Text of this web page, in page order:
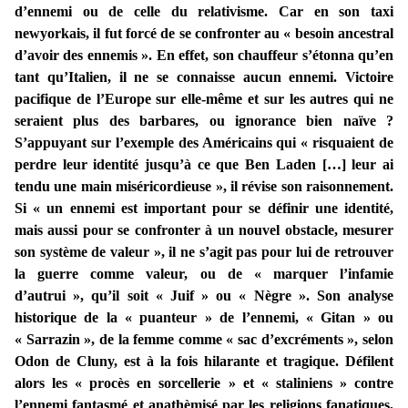
d’ennemi ou de celle du relativisme. Car en son taxi
newyorkais, il fut forcé de se confronter au « besoin ancestral
d’avoir des ennemis ». En effet, son chauffeur s’étonna qu’en
tant qu’Italien, il ne se connaisse aucun ennemi. Victoire
pacifique de l’Europe sur elle-même et sur les autres qui ne
seraient plus des barbares, ou ignorance bien naïve ?
S’appuyant sur l’exemple des Américains qui « risquaient de
perdre leur identité jusqu’à ce que Ben Laden […] leur ai
tendu une main miséricordieuse », il révise son raisonnement.
Si « un ennemi est important pour se définir une identité,
mais aussi pour se confronter à un nouvel obstacle, mesurer
son système de valeur », il ne s’agit pas pour lui de retrouver
la guerre comme valeur, ou de « marquer l’infamie
d’autrui », qu’il soit « Juif » ou « Nègre ». Son analyse
historique de la « puanteur » de l’ennemi, « Gitan » ou
« Sarrazin », de la femme comme « sac d’excréments », selon
Odon de Cluny, est à la fois hilarante et tragique. Défilent
alors les « procès en sorcellerie » et « staliniens » contre